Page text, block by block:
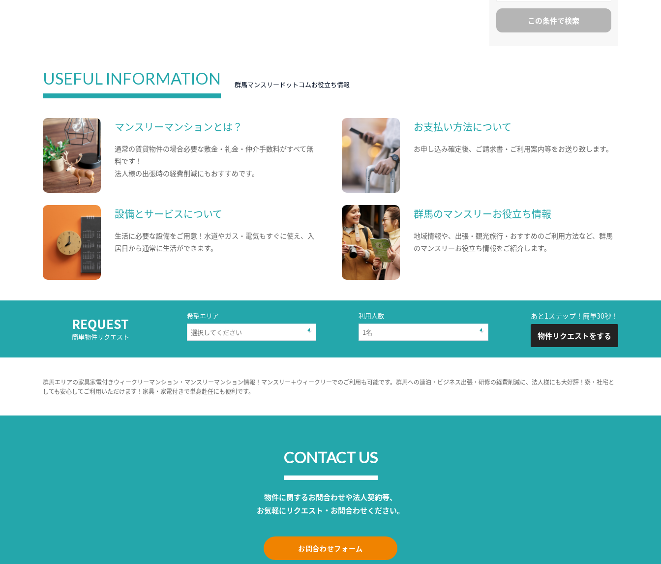
USEFUL INFORMATION 群馬マンスリードットコムお役立ち情報
マンスリーマンションとは？
通常の賃貸物件の場合必要な敷金・礼金・仲介手数料がすべて無
料です！
法人様の出張時の経費削減にもおすすめです。
お支払い方法について
お申し込み確定後、ご請求書・ご利用案内等をお送り致します。
設備とサービスについて
生活に必要な設備をご用意！水道やガス・電気もすぐに使え、入
居日から通常に生活ができます。
群馬のマンスリーお役立ち情報
地域情報や、出張・観光旅行・おすすめのご利用方法など、群馬
のマンスリーお役立ち情報をご紹介します。
REQUEST
簡単物件リクエスト
希望エリア 利用人数 あと1ステップ！簡単30秒！
物件リクエストをする
群馬エリアの家具家電付きウィークリーマンション・マンスリーマンション情報！マンスリー＋ウィークリーでのご利用も可能です。群馬への連泊・ビジネス出張・研修の経費削減に、法人様にも大好評！寮・社宅と
しても安心してご利用いただけます！家具・家電付きで単身赴任にも便利です。
CONTACT US
物件に関するお問合わせや法人契約等、
お気軽にリクエスト・お問合わせください。
お問合わせフォーム